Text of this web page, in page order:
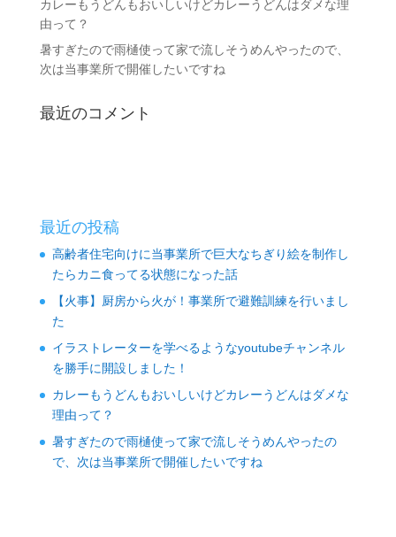
カレーもうどんもおいしいけどカレーうどんはダメな理
由って？
暑すぎたので雨樋使って家で流しそうめんやったので、
次は当事業所で開催したいですね
最近のコメント
最近の投稿
高齢者住宅向けに当事業所で巨大なちぎり絵を制作し
たらカニ食ってる状態になった話
【火事】厨房から火が！事業所で避難訓練を行いまし
た
イラストレーターを学べるようなyoutubeチャンネル
を勝手に開設しました！
カレーもうどんもおいしいけどカレーうどんはダメな
理由って？
暑すぎたので雨樋使って家で流しそうめんやったの
で、次は当事業所で開催したいですね